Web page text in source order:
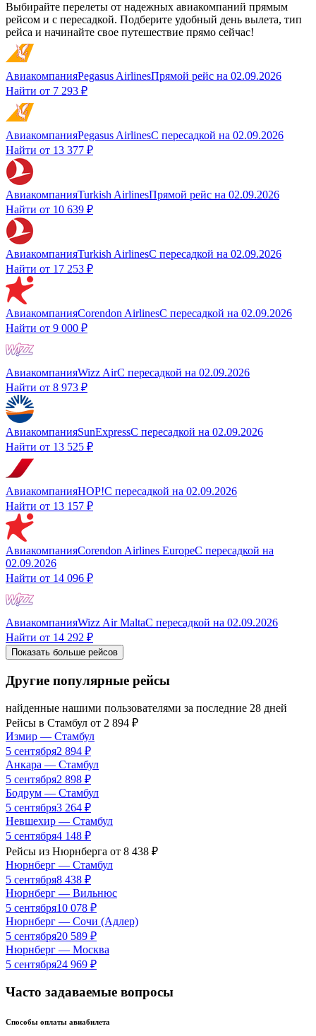
Выбирайте перелеты от надежных авиакомпаний прямым
рейсом и с пересадкой. Подберите удобный день вылета, тип
рейса и начинайте свое путешествие прямо сейчас!
АвиакомпанияPegasus AirlinesПрямой рейс на 02.09.2026
Найти от 7 293 ₽
АвиакомпанияPegasus AirlinesС пересадкой на 02.09.2026
Найти от 13 377 ₽
АвиакомпанияTurkish AirlinesПрямой рейс на 02.09.2026
Найти от 10 639 ₽
АвиакомпанияTurkish AirlinesС пересадкой на 02.09.2026
Найти от 17 253 ₽
АвиакомпанияCorendon AirlinesС пересадкой на 02.09.2026
Найти от 9 000 ₽
АвиакомпанияWizz AirС пересадкой на 02.09.2026
Найти от 8 973 ₽
АвиакомпанияSunExpressС пересадкой на 02.09.2026
Найти от 13 525 ₽
АвиакомпанияHOP!С пересадкой на 02.09.2026
Найти от 13 157 ₽
АвиакомпанияCorendon Airlines EuropeС пересадкой на
02.09.2026
Найти от 14 096 ₽
АвиакомпанияWizz Air MaltaС пересадкой на 02.09.2026
Найти от 14 292 ₽
Показать больше рейсов
Другие популярные рейсы
найденные нашими пользователями за последние 28 дней
Рейсы в Стамбул от 2 894 ₽
Измир — Стамбул
5 сентября2 894 ₽
Анкара — Стамбул
5 сентября2 898 ₽
Бодрум — Стамбул
5 сентября3 264 ₽
Невшехир — Стамбул
5 сентября4 148 ₽
Рейсы из Нюрнберга от 8 438 ₽
Нюрнберг — Стамбул
5 сентября8 438 ₽
Нюрнберг — Вильнюс
5 сентября10 078 ₽
Нюрнберг — Сочи (Адлер)
5 сентября20 589 ₽
Нюрнберг — Москва
5 сентября24 969 ₽
Часто задаваемые вопросы
Способы оплаты авиабилета